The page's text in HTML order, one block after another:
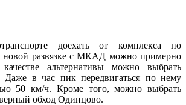
доехать от комплекса по
развязке с МКАД можно примерно
альтернативы можно выбрать
Даже в час пик передвигаться по нему
50 км/ч. Кроме того, можно выбрать
обход Одинцово.